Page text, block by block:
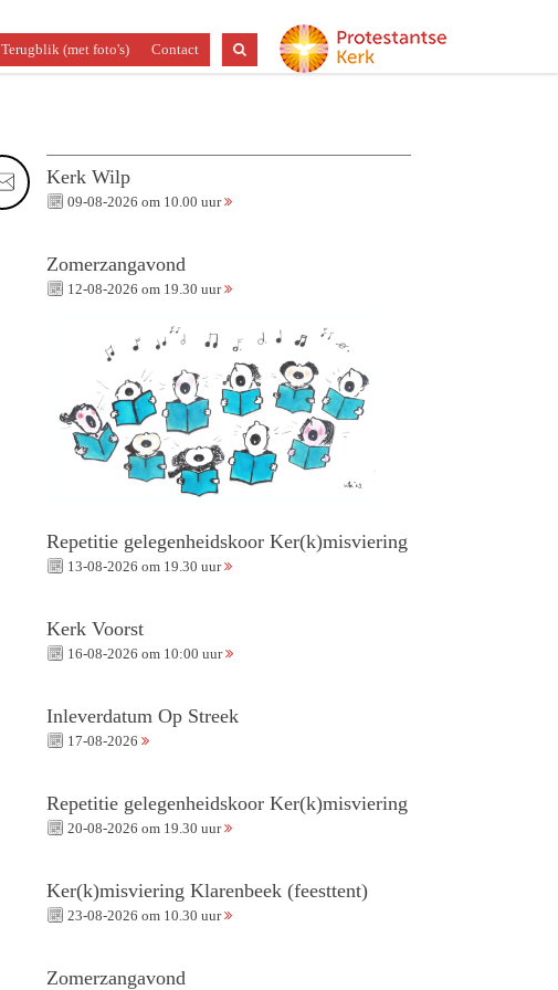
Terugblik (met foto's) Contact
Kerk Wilp
09-08-2026 om 10.00 uur
Zomerzangavond
12-08-2026 om 19.30 uur
Repetitie gelegenheidskoor Ker(k)misviering
13-08-2026 om 19.30 uur
Kerk Voorst
16-08-2026 om 10:00 uur
Inleverdatum Op Streek
17-08-2026
Repetitie gelegenheidskoor Ker(k)misviering
20-08-2026 om 19.30 uur
Ker(k)misviering Klarenbeek (feesttent)
23-08-2026 om 10.30 uur
Zomerzangavond